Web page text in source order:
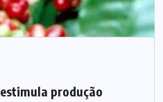
produção